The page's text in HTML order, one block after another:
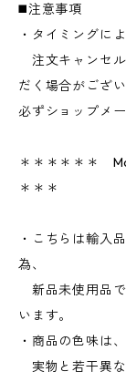
◼️注意事項
・タイミングに
注文キャンセ
だく場合がござい
必ずショップメ
＊＊＊＊＊＊
＊＊＊
・こちらは輸入
為、
新品未使用品
います。
・商品の色味は
実物と若干異な